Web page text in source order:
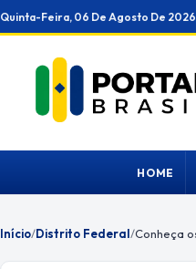
Ir
para
conteúdo
Quinta-Feira, 06 De Agosto De 2026
HOME
Início/Distrito Federal/